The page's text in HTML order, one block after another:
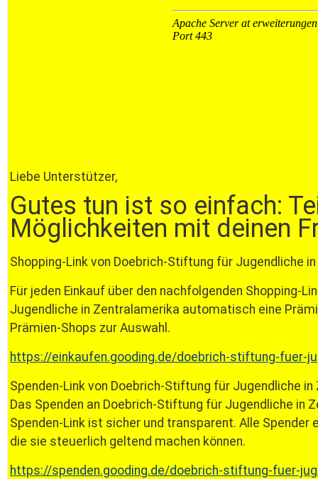
Liebe Unterstützer,
Gutes tun ist so einfach:
Möglichkeiten mit deinen
Shopping-Link von Doebrich-Stiftung für Jugendliche
Für jeden Einkauf über den nachfolgenden Shopping-
Jugendliche in Zentralamerika automatisch eine
Prämien-Shops zur Auswahl.
https://einkaufen.gooding.de/doebrich-stiftung-fuer-
Spenden-Link von Doebrich-Stiftung für Jugendliche
Das Spenden an Doebrich-Stiftung für Jugendliche in
Spenden-Link ist sicher und transparent. Alle Spender
die sie steuerlich geltend machen können.
https://spenden.gooding.de/doebrich-stiftung-fuer-